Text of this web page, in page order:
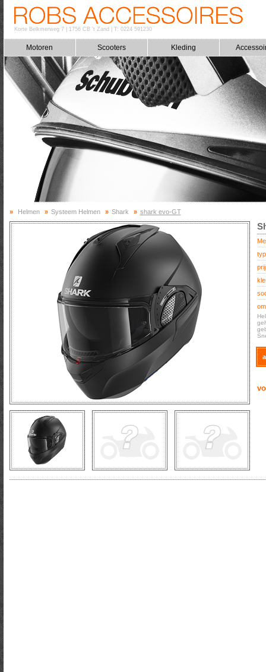
Korte Belkmerweg 7| 1756 CB 't Zand T: 0224 591230
Motoren Scooters Kleding
» Helmen » Systeem Helmen » Shark » shark evo-GT